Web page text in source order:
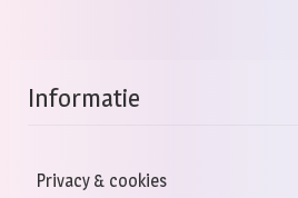
Informatie
Privacy & cookies